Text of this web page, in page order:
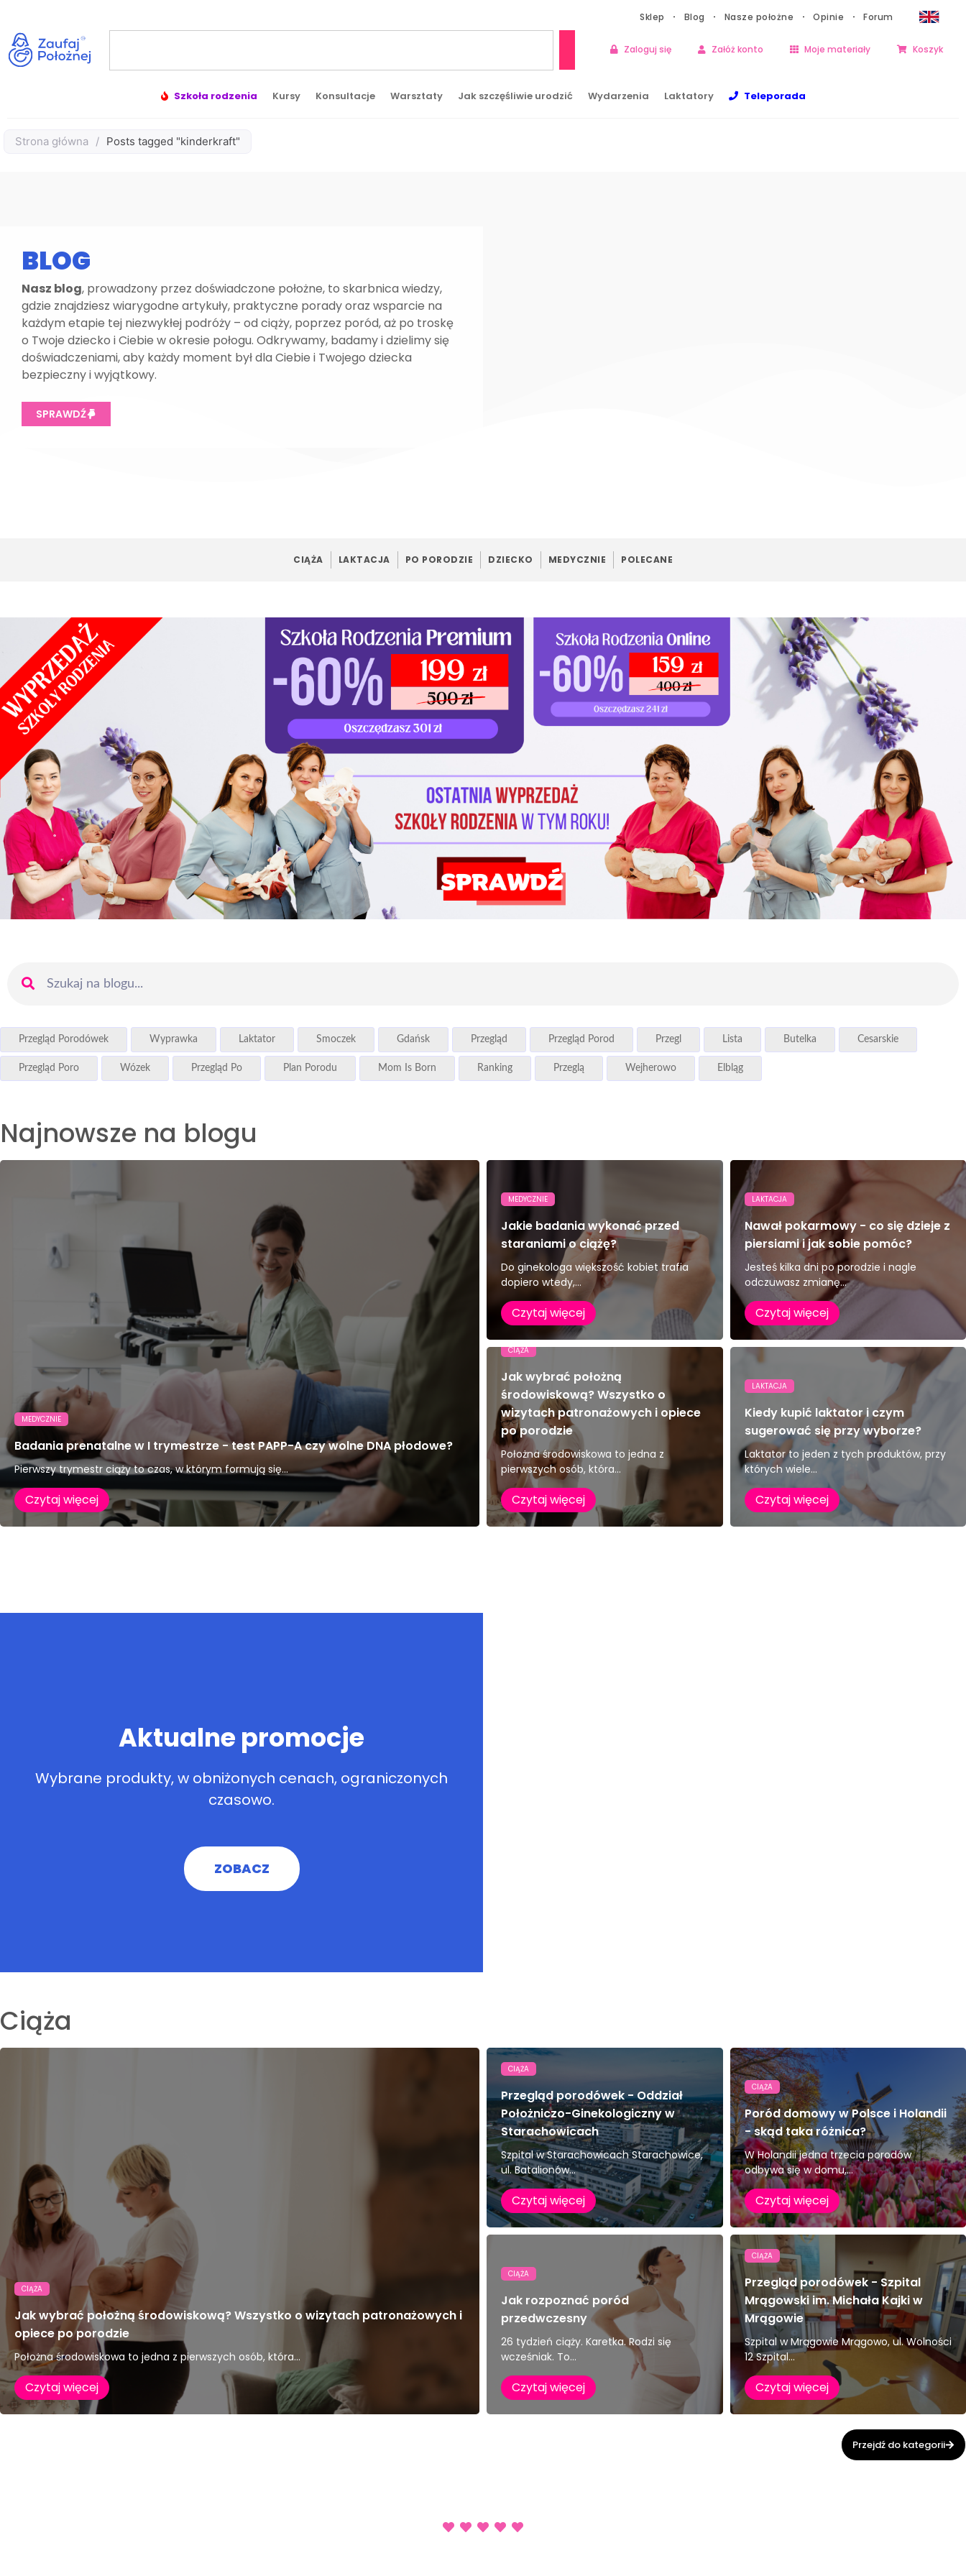
Sklep Blog Nasze położne Opinie Forum
Zaloguj się Załóż konto Moje materiały Koszyk
Szkoła rodzenia Kursy Konsultacje Warsztaty Jak szczęśliwie urodzić Wydarzenia Laktatory Teleporada
Strona główna / Posts tagged "kinderkraft"
BLOG
Nasz blog, prowadzony przez doświadczone położne, to skarbnica wiedzy,
gdzie znajdziesz wiarygodne artykuły, praktyczne porady oraz wsparcie na
każdym etapie tej niezwykłej podróży – od ciąży, poprzez poród, aż po troskę
o Twoje dziecko i Ciebie w okresie połogu. Odkrywamy, badamy i dzielimy się
doświadczeniami, aby każdy moment był dla Ciebie i Twojego dziecka
bezpieczny i wyjątkowy.
SPRAWDŹ
CIĄŻA LAKTACJA PO PORODZIE DZIECKO MEDYCZNIE POLECANE
Przegląd Porodówek Wyprawka Laktator Smoczek Gdańsk Przegląd Przegląd Porod Przegl Lista Butelka Cesarskie
Przegląd Poro Wózek Przegląd Po Plan Porodu Mom Is Born Ranking Przeglą Wejherowo Elbląg
Najnowsze na blogu
MEDYCZNIE
Badania prenatalne w I trymestrze - test PAPP-A czy wolne DNA płodowe?
Pierwszy trymestr ciąży to czas, w którym formują się...
Czytaj więcej
MEDYCZNIE
Jakie badania wykonać przed
staraniami o ciążę?
Do ginekologa większość kobiet trafia
dopiero wtedy,...
Czytaj więcej
LAKTACJA
Nawał pokarmowy - co się dzieje z
piersiami i jak sobie pomóc?
Jesteś kilka dni po porodzie i nagle
odczuwasz zmianę...
Czytaj więcej
CIĄŻA
Jak wybrać położną
środowiskową? Wszystko o
wizytach patronażowych i opiece
po porodzie
Położna środowiskowa to jedna z
pierwszych osób, która...
Czytaj więcej
LAKTACJA
Kiedy kupić laktator i czym
sugerować się przy wyborze?
Laktator to jeden z tych produktów, przy
których wiele...
Czytaj więcej
Aktualne promocje
Wybrane produkty, w obniżonych cenach, ograniczonych
czasowo.
ZOBACZ
Ciąża
CIĄŻA
Jak wybrać położną środowiskową? Wszystko o wizytach patronażowych i
opiece po porodzie
Położna środowiskowa to jedna z pierwszych osób, która...
Czytaj więcej
CIĄŻA
Przegląd porodówek - Oddział
Położniczo-Ginekologiczny w
Starachowicach
Szpital w Starachowicach Starachowice,
ul. Batalionów...
Czytaj więcej
CIĄŻA
Poród domowy w Polsce i Holandii
- skąd taka różnica?
W Holandii jedna trzecia porodów
odbywa się w domu,...
Czytaj więcej
CIĄŻA
Jak rozpoznać poród
przedwczesny
26 tydzień ciąży. Karetka. Rodzi się
wcześniak. To...
Czytaj więcej
CIĄŻA
Przegląd porodówek - Szpital
Mrągowski im. Michała Kajki w
Mrągowie
Szpital w Mrągowie Mrągowo, ul. Wolności
12 Szpital...
Czytaj więcej
Przejdź do kategorii